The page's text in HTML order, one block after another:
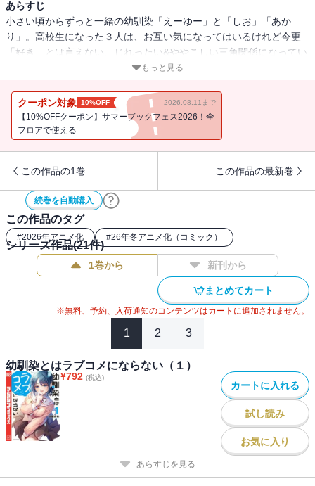
あらすじ
小さい頃からずっと一緒の幼馴染「えーゆー」と「しお」「あか
り」。高校生になった３人は、お互い気になってはいるけれど今更
「好き」とは言えない、じれったい&ややこしい三角関係になってい
た!! そんな中、夜の学校で「しお」が積年の想いを告白！ ついにラ
もっと見る
クーポン対象 10%OFF 2026.08.11まで
【10%OFFクーポン】サマーブックフェス2026！全
フロアで使える
この作品の1巻 この作品の最新巻
続巻を自動購入
この作品のタグ
#2026年アニメ化 #26年冬アニメ化（コミック）
シリーズ作品(21件)
1巻から 新刊から
まとめてカート
※無料、予約、入荷通知のコンテンツはカートに追加されません。
1 2 3
幼馴染とはラブコメにならない（１）
¥792 (税込)
カートに入れる
試し読み
お気に入り
あらすじを見る